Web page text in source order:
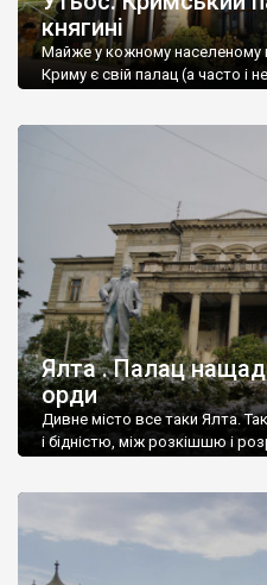
княгині
Майже у кожному населеному
Криму є свій палац (а часто і
Ялта . Палац
орди
Дивне місто все таки Ялта.
і бідністю, між розкішшю і